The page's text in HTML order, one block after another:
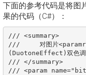
下面的参考代码是将图
果的代码（C#）：
/// <summary>
///     对图片
(DuotoneEffect)双色调
/// </summary>
/// <param